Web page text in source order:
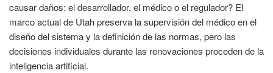
causar daños: el desarrollador, el médico o el regulador? El
marco actual de Utah preserva la supervisión del médico en el
diseño del sistema y la definición de las normas, pero las
decisiones individuales durante las renovaciones proceden de la
inteligencia artificial.